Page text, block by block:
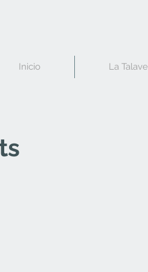
Inicio La